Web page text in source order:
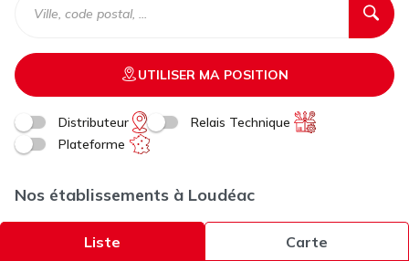
UTILISER MA POSITION
Distributeur
Relais Technique
Plateforme
Nos établissements à Loudéac
Liste Carte